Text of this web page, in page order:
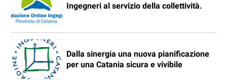
Ingegneri al servizio della collettività.
Dalla sinergia una nuova pianificazione
per una Catania sicura e vivibile